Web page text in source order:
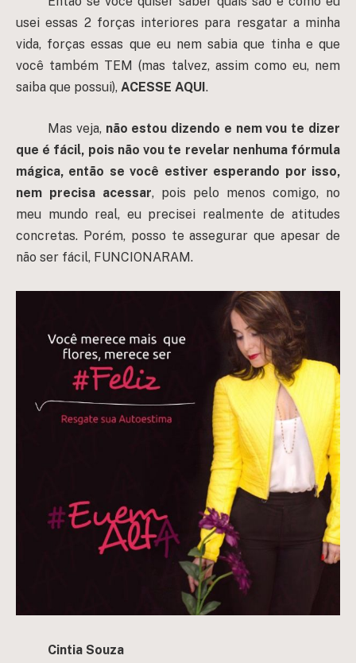
usei essas 2 forças interiores para resgatar a minha
vida, forças essas que eu nem sabia que tinha e que
você também TEM (mas talvez, assim como eu, nem
saiba que possui), ACESSE AQUI.
Mas veja, não estou dizendo e nem vou te dizer
que é fácil, pois não vou te revelar nenhuma fórmula
mágica, então se você estiver esperando por isso,
nem precisa acessar, pois pelo menos comigo, no
meu mundo real, eu precisei realmente de atitudes
concretas. Porém, posso te assegurar que apesar de
não ser fácil, FUNCIONARAM.
Cintia Souza